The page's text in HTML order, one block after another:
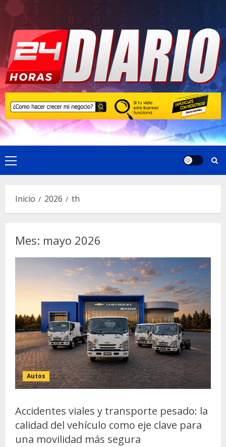
Saltar
contenido
Menú
principal
Inicio 2026 th
Mes: mayo 2026
Autos
Accidentes viales y transporte pesado: la
calidad del vehículo como eje clave para
una movilidad más segura